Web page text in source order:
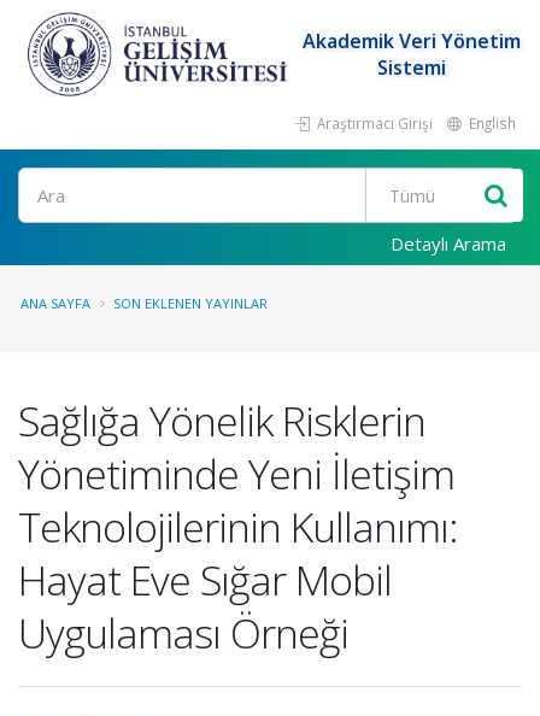
Akademik Veri Yönetim
Sistemi
Araştırmacı Girişi English
Ara
Detaylı Arama
ANA SAYFA SON EKLENEN YAYINLAR
Sağlığa Yönelik Risklerin
Yönetiminde Yeni İletişim
Teknolojilerinin Kullanımı:
Hayat Eve Sığar Mobil
Uygulaması Örneği